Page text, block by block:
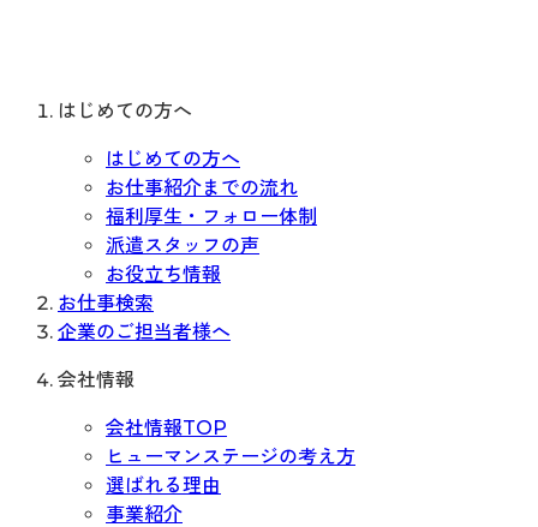
はじめての方へ
はじめての方へ
お仕事紹介までの流れ
福利厚生・フォロー体制
派遣スタッフの声
お役立ち情報
お仕事検索
企業のご担当者様へ
会社情報
会社情報TOP
ヒューマンステージの考え方
選ばれる理由
事業紹介